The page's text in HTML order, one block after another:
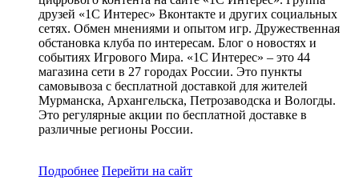
друзей «1С Интерес» Вконтакте и других социальных
сетях. Обмен мнениями и опытом игр. Дружественная
обстановка клуба по интересам. Блог о новостях и
событиях Игрового Мира. «1С Интерес» – это 44
магазина сети в 27 городах России. Это пункты
самовывоза с бесплатной доставкой для жителей
Мурманска, Архангельска, Петрозаводска и Вологды.
Это регулярные акции по бесплатной доставке в
различные регионы России.
Подробнее Перейти на сайт